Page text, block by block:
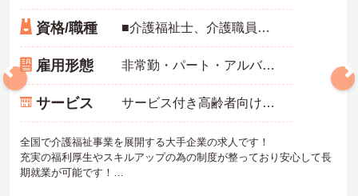
資格/職種 ■介護福祉士、介護職員実務者研修、介護職員初任者研修、ホームヘルパー1級、ホームヘルパー2級いずれかの資格をお持ちの方 ※未経験相談可能
雇用形態 非常勤・パート・アルバイト
サービス サービス付き高齢者向け住宅（サ高住）
全国で介護福祉事業を展開する大手企業の求人です！
充実の福利厚生やスキルアップの為の制度が整っており安心して長
期就業が可能です！